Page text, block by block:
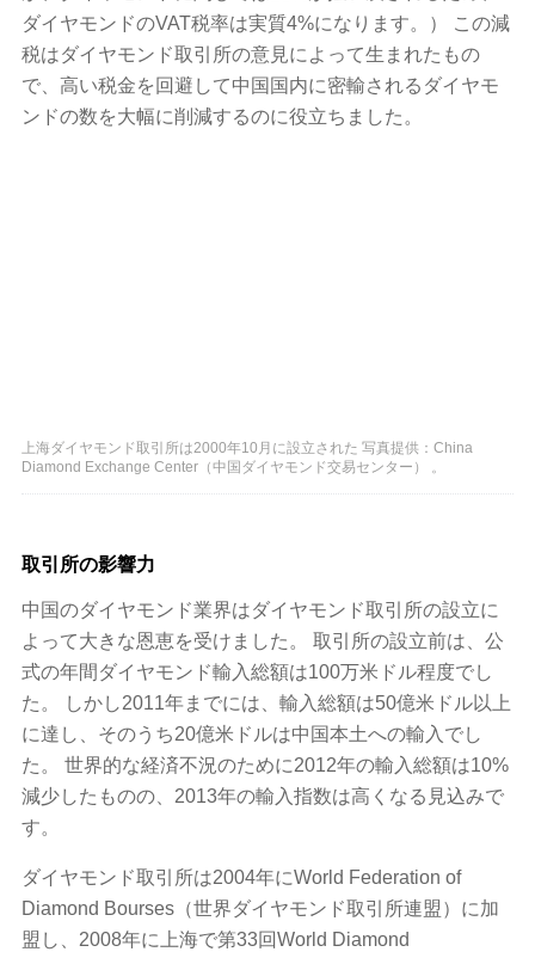
ダイヤモンドのVAT税率は実質4%になります。） この減
税はダイヤモンド取引所の意見によって生まれたもの
で、高い税金を回避して中国国内に密輸されるダイヤモ
ンドの数を大幅に削減するのに役立ちました。
上海ダイヤモンド取引所は2000年10月に設立された 写真提供：China
Diamond Exchange Center（中国ダイヤモンド交易センター） 。
取引所の影響力
中国のダイヤモンド業界はダイヤモンド取引所の設立に
よって大きな恩恵を受けました。 取引所の設立前は、公
式の年間ダイヤモンド輸入総額は100万米ドル程度でし
た。 しかし2011年までには、輸入総額は50億米ドル以上
に達し、そのうち20億米ドルは中国本土への輸入でし
た。 世界的な経済不況のために2012年の輸入総額は10%
減少したものの、2013年の輸入指数は高くなる見込みで
す。
ダイヤモンド取引所は2004年にWorld Federation of
Diamond Bourses（世界ダイヤモンド取引所連盟）に加
盟し、2008年に上海で第33回World Diamond